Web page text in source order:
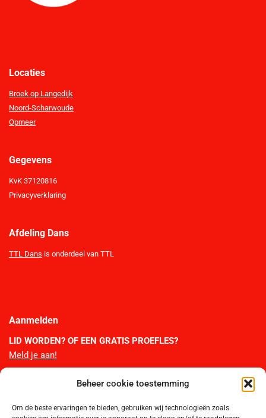
Beheer cookie toestemming
Om de beste ervaringen te bieden, gebruiken wij technologieën zoals
Locaties
Broek op Langedijk
Noord-Scharwoude
Opmeer
Gegevens
KvK 37120816
Privacyverklaring
Afdeling Dans
TTL Dans is onderdeel van TTL
Aanmelden
LID WORDEN? OF EEN GRATIS PROEFLES?
Meld je aan!
Bestel hier de officiële artikelen van TTL. Je bestelling wordt thuis per